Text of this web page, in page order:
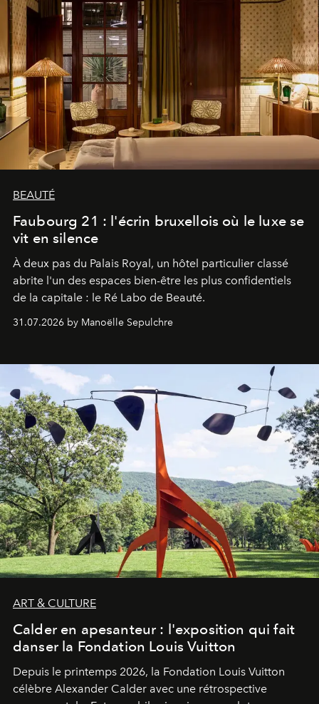
BEAUTÉ
Faubourg 21 : l'écrin bruxellois où le luxe se
vit en silence
À deux pas du Palais Royal, un hôtel particulier classé
abrite l'un des espaces bien-être les plus confidentiels
de la capitale : le Ré Labo de Beauté.
31.07.2026 by Manoëlle Sepulchre
ART & CULTURE
Calder en apesanteur : l'exposition qui fait
danser la Fondation Louis Vuitton
Depuis le printemps 2026, la Fondation Louis Vuitton
célèbre Alexander Calder avec une rétrospective